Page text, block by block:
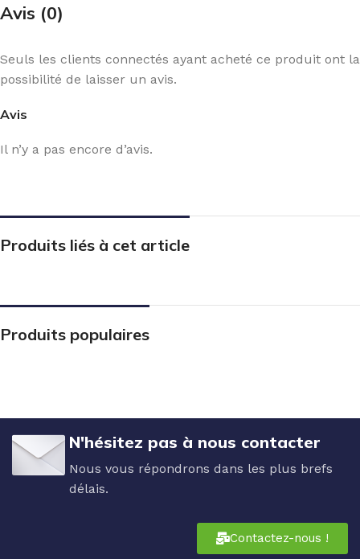
Avis (0)
Avis
Il n’y a pas encore d’avis.
Seuls les clients connectés ayant acheté ce produit ont la
possibilité de laisser un avis.
Produits liés à cet article
Produits populaires
N'hésitez pas à nous contacter
Nous vous répondrons dans les plus brefs
délais.
Contactez-nous !